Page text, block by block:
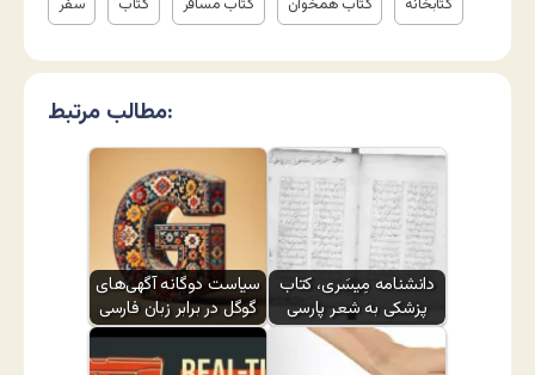
سفر کتاب کتاب مسافر کتاب همخوان کتابخانه
مطالب مرتبط:
سیاست دوگانه آگهی‌های
گوگل در برابر زبان فارسی
دانشنامه مِیسَری، کتاب
پزشکی به شعر پارسی